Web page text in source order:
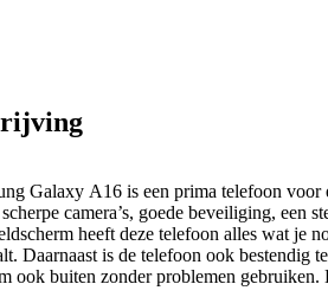
Galaxy A16 is een prima telefoon voor
camera’s, goede beveiliging, een
heeft deze telefoon alles wat je
Daarnaast is de telefoon ook bestendig
ook buiten zonder problemen gebruiken.